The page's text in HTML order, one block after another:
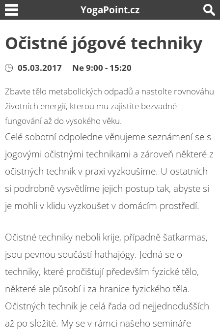
YogaPoint.cz
Očistné jógové techniky
05.03.2017 Ne 9:00 - 15:20
Zbavte tělo metabolických odpadů a nastolte rovnováhu
životních energií, kterou mu zajistíte bezvadné
fungování až do vysokého věku.
Celé sobotní odpoledne věnujeme seznámení se s
jogovými očistnými technikami a zároveň některé z
očistných technik v praxi vyzkoušíme. U ostatních
si podrobně vysvětlíme jejich postup tak, abyste si
je mohli v klidu vyzkoušet v domácím prostředí.
Očistné techniky neboli krije, případně šatkarmas,
jsou pevnou součástí hathajógy. Jedná se o
techniky, které pročišťují především fyzické tělo,
některé ale působí i za hranice fyzického těla.
Očistných technik je celá řada od nejjednodušších
až po složité. My se v rámci našeho semináře